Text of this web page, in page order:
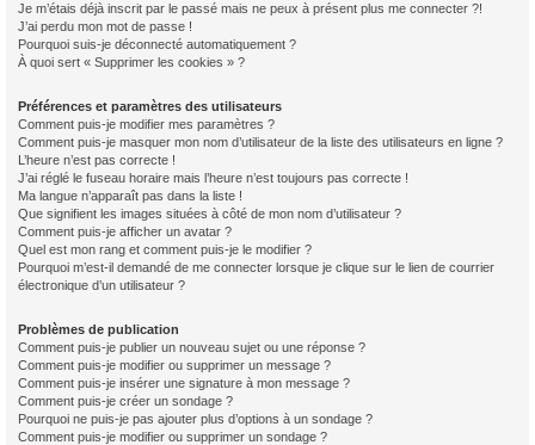
Je m’étais déjà inscrit par le passé mais ne peux à présent plus me connecter ?!
J’ai perdu mon mot de passe !
Pourquoi suis-je déconnecté automatiquement ?
À quoi sert « Supprimer les cookies » ?
Préférences et paramètres des utilisateurs
Comment puis-je modifier mes paramètres ?
Comment puis-je masquer mon nom d’utilisateur de la liste des utilisateurs en ligne ?
L’heure n’est pas correcte !
J’ai réglé le fuseau horaire mais l’heure n’est toujours pas correcte !
Ma langue n’apparaît pas dans la liste !
Que signifient les images situées à côté de mon nom d’utilisateur ?
Comment puis-je afficher un avatar ?
Quel est mon rang et comment puis-je le modifier ?
Pourquoi m’est-il demandé de me connecter lorsque je clique sur le lien de courrier
électronique d’un utilisateur ?
Problèmes de publication
Comment puis-je publier un nouveau sujet ou une réponse ?
Comment puis-je modifier ou supprimer un message ?
Comment puis-je insérer une signature à mon message ?
Comment puis-je créer un sondage ?
Pourquoi ne puis-je pas ajouter plus d’options à un sondage ?
Comment puis-je modifier ou supprimer un sondage ?